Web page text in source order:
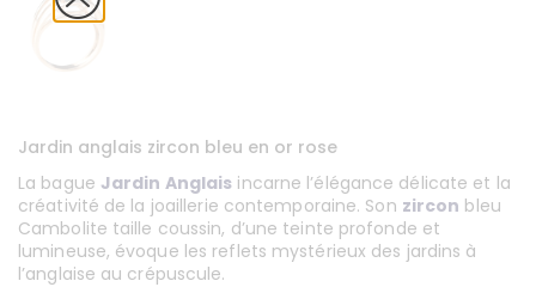
Jardin anglais zircon bleu en or rose
La bague Jardin Anglais incarne l’élégance délicate et la
créativité de la joaillerie contemporaine. Son zircon bleu
Cambolite taille coussin, d’une teinte profonde et
lumineuse, évoque les reflets mystérieux des jardins à
l’anglaise au crépuscule.